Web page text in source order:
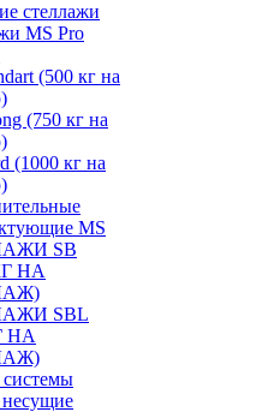
стеллажи
MS Pro
(500 кг на
(750 кг на
(1000 кг на
MS
SB
НА
SBL
НА